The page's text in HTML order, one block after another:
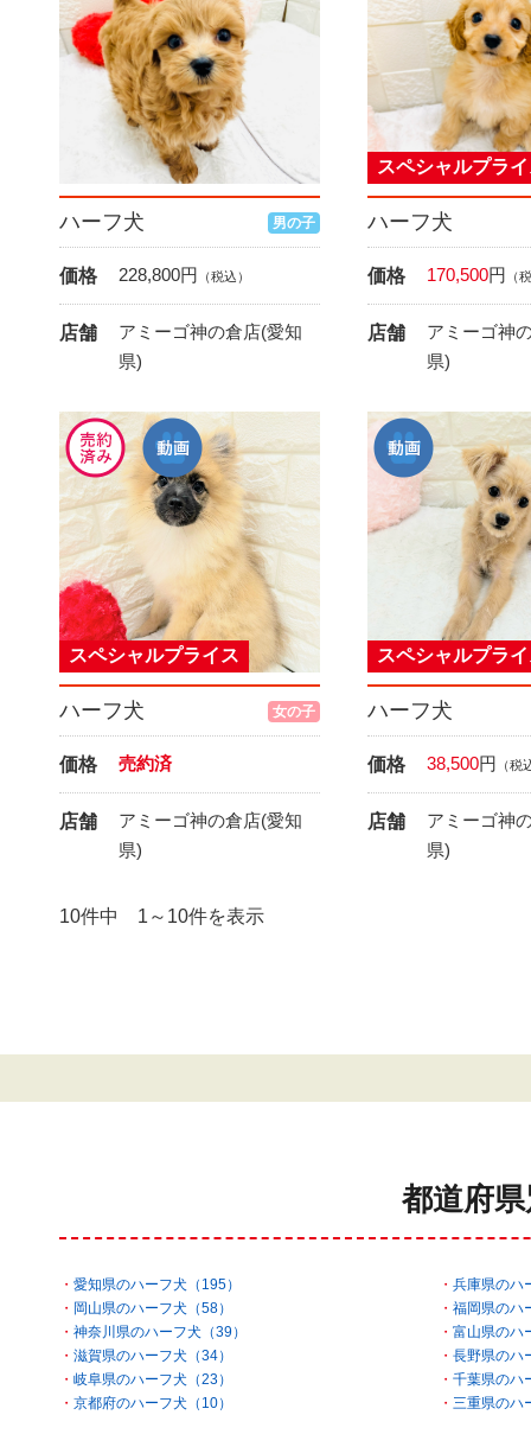
ハーフ犬 男の子
価格 228,800円 （税込）
店舗
アミーゴ神の倉店(愛知
県)
ハーフ犬
スペシャルプラ
価格 170,500円 （
店舗
アミーゴ神
県)
ハーフ犬 女の子
スペシャルプライス
価格 売約済
店舗
アミーゴ神の倉店(愛知
県)
ハーフ犬
スペシャルプラ
価格 38,500円 （税
店舗
アミーゴ神
県)
10件中 1～10件を表示
都道府
愛知県のハーフ犬（195）
兵庫県のハ
岡山県のハーフ犬（58）
福岡県のハ
神奈川県のハーフ犬（39）
富山県のハ
滋賀県のハーフ犬（34）
長野県のハ
岐阜県のハーフ犬（23）
千葉県のハ
京都府のハーフ犬（10）
三重県のハ